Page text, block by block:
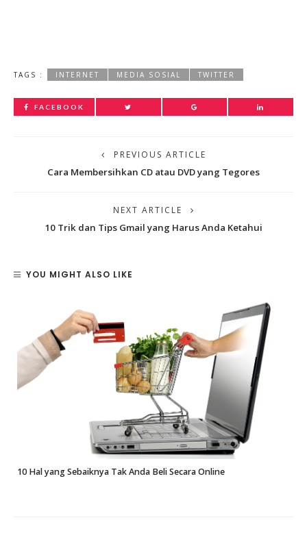
TAGS : INTERNET MEDIA SOSIAL TWITTER
FACEBOOK
PREVIOUS ARTICLE
Cara Membersihkan CD atau DVD yang Tegores
NEXT ARTICLE
10 Trik dan Tips Gmail yang Harus Anda Ketahui
YOU MIGHT ALSO LIKE
10 Hal yang Sebaiknya Tak Anda Beli Secara Online